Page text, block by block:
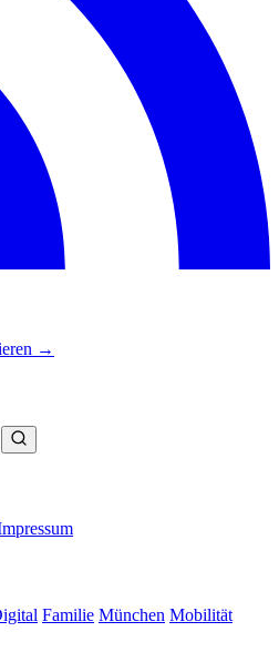
→
Familie München Mobilität